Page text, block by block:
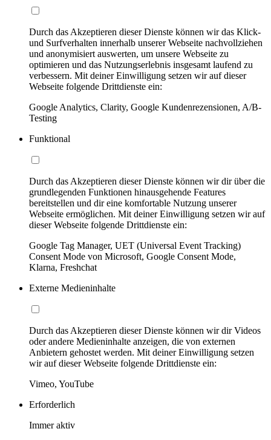
Durch das Akzeptieren dieser Dienste können wir das Klick-
und Surfverhalten innerhalb unserer Webseite nachvollziehen
und anonymisiert auswerten, um unsere Webseite zu
optimieren und das Nutzungserlebnis insgesamt laufend zu
verbessern. Mit deiner Einwilligung setzen wir auf dieser
Webseite folgende Drittdienste ein:
Google Analytics, Clarity, Google Kundenrezensionen, A/B-
Testing
Funktional
Durch das Akzeptieren dieser Dienste können wir dir über die
grundlegenden Funktionen hinausgehende Features
bereitstellen und dir eine komfortable Nutzung unserer
Webseite ermöglichen. Mit deiner Einwilligung setzen wir auf
dieser Webseite folgende Drittdienste ein:
Google Tag Manager, UET (Universal Event Tracking)
Consent Mode von Microsoft, Google Consent Mode,
Klarna, Freshchat
Externe Medieninhalte
Durch das Akzeptieren dieser Dienste können wir dir Videos
oder andere Medieninhalte anzeigen, die von externen
Anbietern gehostet werden. Mit deiner Einwilligung setzen
wir auf dieser Webseite folgende Drittdienste ein:
Vimeo, YouTube
Erforderlich
Immer aktiv